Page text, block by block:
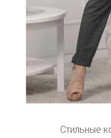
Стильные